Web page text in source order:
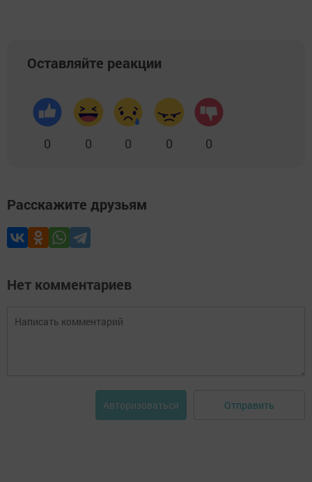
Оставляйте реакции
0 0 0 0 0
Расскажите друзьям
Нет комментариев
Авторизоваться Отправить